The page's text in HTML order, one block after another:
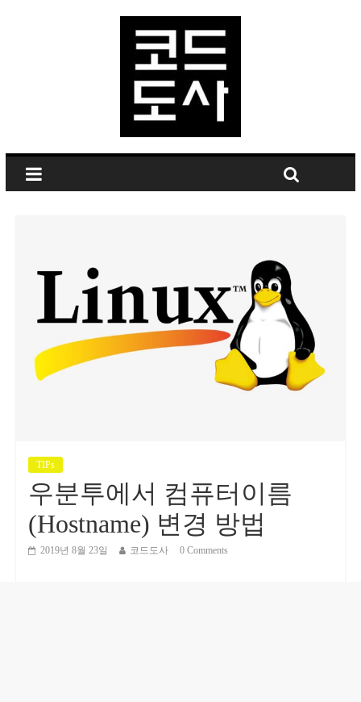
TIPs
우분투에서 컴퓨터이름
(Hostname) 변경 방법
2019년 8월 23일 코드도사 0 Comments